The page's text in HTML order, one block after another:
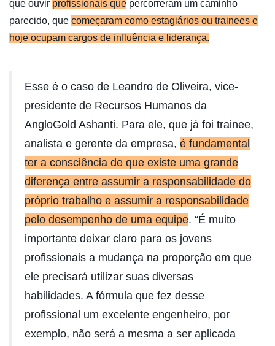
que ouvir profissionais que percorreram um caminho
parecido, que começaram como estagiários ou trainees e
hoje ocupam cargos de influência e liderança.
Esse é o caso de Leandro de Oliveira, vice-
presidente de Recursos Humanos da
AngloGold Ashanti. Para ele, que já foi trainee,
analista e gerente da empresa, é fundamental
ter a consciência de que existe uma grande
diferença entre assumir a responsabilidade do
próprio trabalho e assumir a responsabilidade
pelo desempenho de uma equipe. “É muito
importante deixar claro para os jovens
profissionais a mudança na proporção em que
ele precisará utilizar suas diversas
habilidades. A fórmula que fez desse
profissional um excelente engenheiro, por
exemplo, não será a mesma a ser aplicada